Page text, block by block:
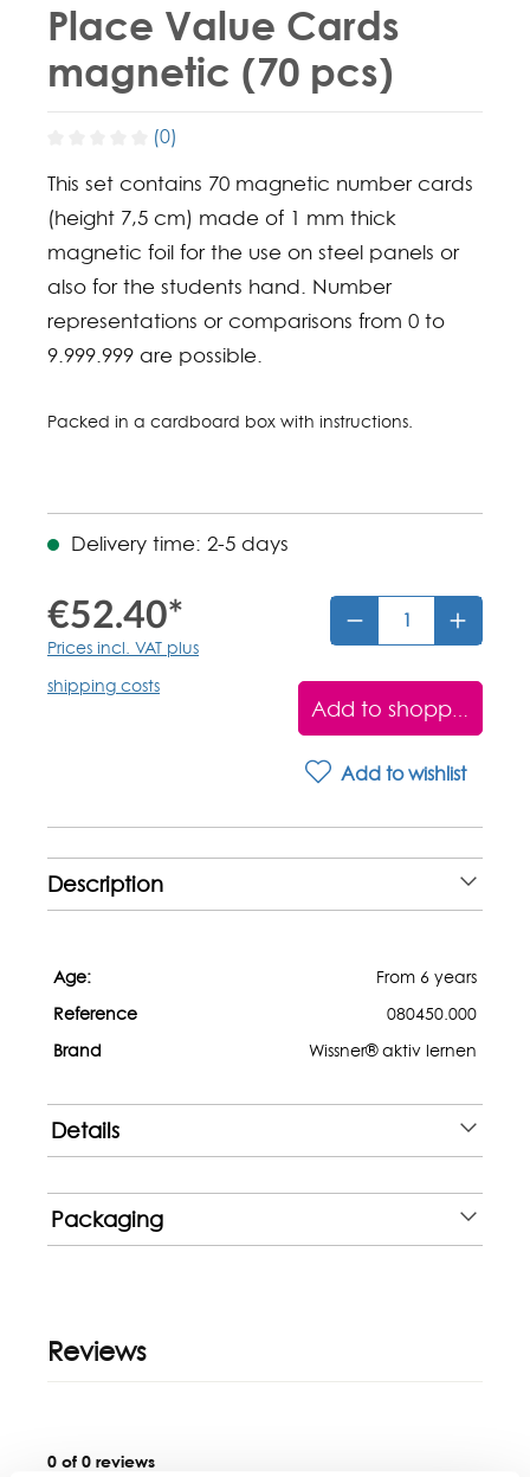
Place Value Cards
magnetic (70 pcs)
(0)
This set contains 70 magnetic number cards
(height 7,5 cm) made of 1 mm thick
magnetic foil for the use on steel panels or
also for the students hand. Number
representations or comparisons from 0 to
9.999.999 are possible.
Packed in a cardboard box with instructions.
Delivery time: 2-5 days
€52.40*
Prices incl. VAT plus
shipping costs
Add to shopping cart
Add to wishlist
Description
Age:
From 6 years
Reference
080450.000
Brand
Wissner® aktiv lernen
Details
Packaging
Reviews
0 of 0 reviews